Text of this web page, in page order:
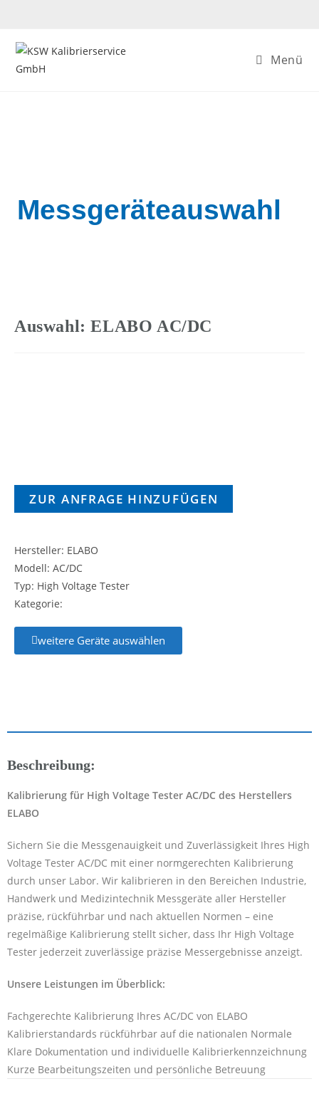
Menü
Messgeräteauswahl
Auswahl: ELABO AC/DC
ZUR ANFRAGE HINZUFÜGEN
Hersteller: ELABO
Modell: AC/DC
Typ: High Voltage Tester
Kategorie:
weitere Geräte auswählen
Beschreibung:
Kalibrierung für High Voltage Tester AC/DC des Herstellers
ELABO
Sichern Sie die Messgenauigkeit und Zuverlässigkeit Ihres High
Voltage Tester AC/DC mit einer normgerechten Kalibrierung
durch unser Labor. Wir kalibrieren in den Bereichen Industrie,
Handwerk und Medizintechnik Messgeräte aller Hersteller
präzise, rückführbar und nach aktuellen Normen – eine
regelmäßige Kalibrierung stellt sicher, dass Ihr High Voltage
Tester jederzeit zuverlässige präzise Messergebnisse anzeigt.
Unsere Leistungen im Überblick:
Fachgerechte Kalibrierung Ihres AC/DC von ELABO
Kalibrierstandards rückführbar auf die nationalen Normale
Klare Dokumentation und individuelle Kalibrierkennzeichnung
Kurze Bearbeitungszeiten und persönliche Betreuung